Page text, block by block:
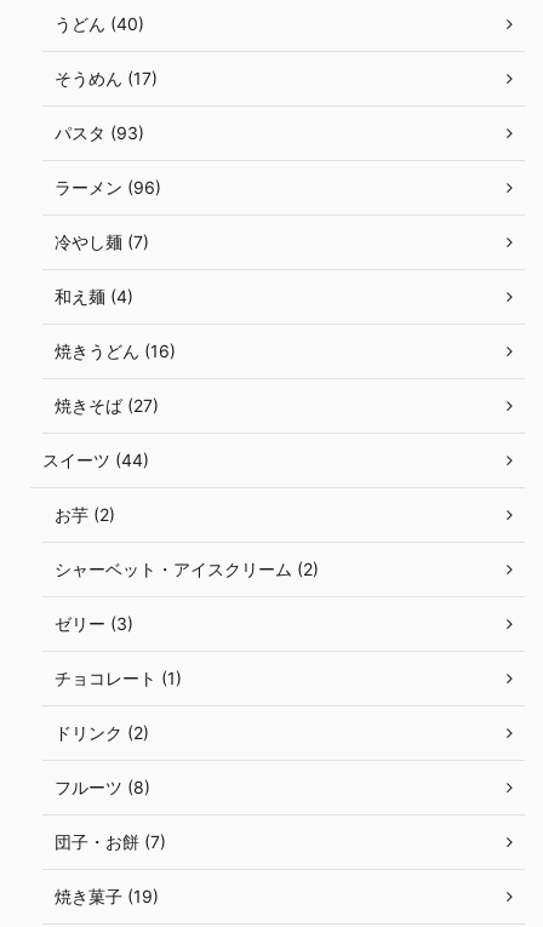
うどん (40)
そうめん (17)
パスタ (93)
ラーメン (96)
冷やし麺 (7)
和え麺 (4)
焼きうどん (16)
焼きそば (27)
スイーツ (44)
お芋 (2)
シャーベット・アイスクリーム (2)
ゼリー (3)
チョコレート (1)
ドリンク (2)
フルーツ (8)
団子・お餅 (7)
焼き菓子 (19)